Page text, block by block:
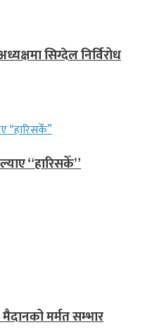
सिग्देल निर्विरोध
“हारिसकेँ”
मर्मत सम्भार